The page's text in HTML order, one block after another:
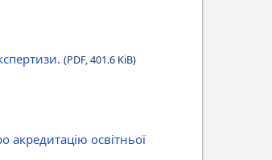
(PDF, 401.6 KiB)
акредитацію освітньої